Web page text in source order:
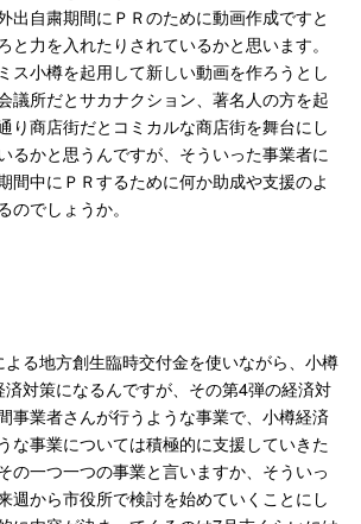
出自粛期間にＰＲのために動画作成ですと
と力を入れたりされているかと思います。
ス小樽を起用して新しい動画を作ろうとし
議所だとサカナクション、著名人の方を起
り商店街だとコミカルな商店街を舞台にし
るかと思うんですが、そういった事業者に
間中にＰＲするために何か助成や支援のよ
のでしょうか。
る地方創生臨時交付金を使いながら、小樽
対策になるんですが、その第4弾の経済対
事業者さんが行うような事業で、小樽経済
な事業については積極的に支援していきた
の一つ一つの事業と言いますか、そういっ
週から市役所で検討を始めていくことにし